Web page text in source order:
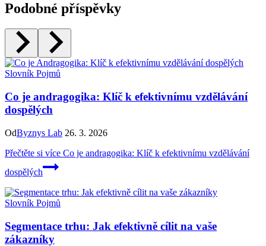
Podobné příspěvky
Slovník Pojmů
Co je andragogika: Klíč k efektivnímu vzdělávání
dospělých
OdByznys Lab 26. 3. 2026
Přečtěte si více Co je andragogika: Klíč k efektivnímu vzdělávání
dospělých
Slovník Pojmů
Segmentace trhu: Jak efektivně cílit na vaše
zákazníky